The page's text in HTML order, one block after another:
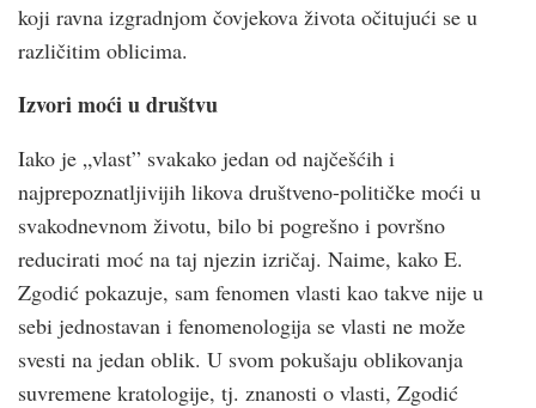
koji ravna izgradnjom čovjekova života očitujući se u
različitim oblicima.
Izvori moći u društvu
Iako je „vlast” svakako jedan od najčešćih i
najprepoznatljivijih likova društveno-političke moći u
svakodnevnom životu, bilo bi pogrešno i površno
reducirati moć na taj njezin izričaj. Naime, kako E.
Zgodić pokazuje, sam fenomen vlasti kao takve nije u
sebi jednostavan i fenomenologija se vlasti ne može
svesti na jedan oblik. U svom pokušaju oblikovanja
suvremene kratologije, tj. znanosti o vlasti, Zgodić